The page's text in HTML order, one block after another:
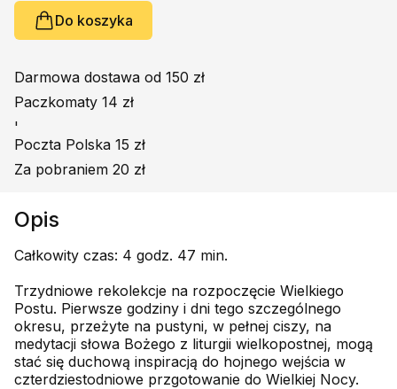
Do koszyka
Darmowa dostawa od 150 zł
Paczkomaty 14 zł
'
Poczta Polska 15 zł
Za pobraniem 20 zł
Opis
Całkowity czas: 4 godz. 47 min.
Trzydniowe rekolekcje na rozpoczęcie Wielkiego
Postu. Pierwsze godziny i dni tego szczególnego
okresu, przeżyte na pustyni, w pełnej ciszy, na
medytacji słowa Bożego z liturgii wielkopostnej, mogą
stać się duchową inspiracją do hojnego wejścia w
czterdziestodniowe prz­gotowanie do Wielkiej Nocy.